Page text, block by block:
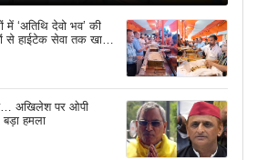
में ‘अतिथि देवो भव’ की
से हाईटेक सेवा तक खास
अखिलेश पर ओपी
हमला